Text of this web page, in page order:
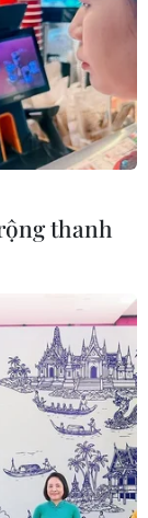
thanh